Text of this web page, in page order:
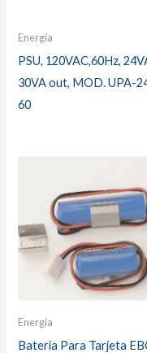
Energía
PSU, 120VAC,60Hz,
30VA out, MOD. UPA-
60
Energía
Batería Para Tarjeta